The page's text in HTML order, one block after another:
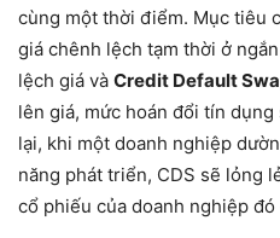
cùng một thời điểm. Mục tiêu
giá chênh lệch tạm thời ở
lệch giá và Credit Default
lên giá, mức hoán đổi tín
lại, khi một doanh nghiệp
năng phát triển, CDS sẽ lỏng
cổ phiếu của doanh nghiệp đó